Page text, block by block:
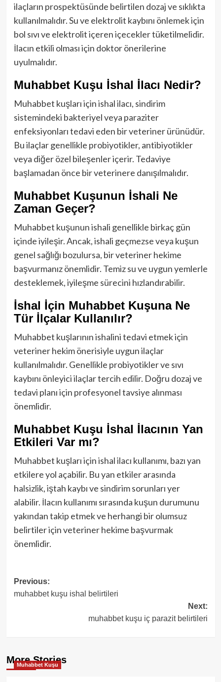
ilaçların prospektüsünde belirtilen dozaj ve sıklıkta
kullanılmalıdır. Su ve elektrolit kaybını önlemek için
bol sıvı ve elektrolit içeren içecekler tüketilmelidir.
İlacın etkili olması için doktor önerilerine
uyulmalıdır.
Muhabbet Kuşu İshal İlacı Nedir?
Muhabbet kuşları için ishal ilacı, sindirim
sistemindeki bakteriyel veya paraziter
enfeksiyonları tedavi eden bir veteriner ürünüdür.
Bu ilaçlar genellikle probiyotikler, antibiyotikler
veya diğer özel bileşenler içerir. Tedaviye
başlamadan önce bir veterinere danışılmalıdır.
Muhabbet Kuşunun İshali Ne
Zaman Geçer?
Muhabbet kuşunun ishali genellikle birkaç gün
içinde iyileşir. Ancak, ishali geçmezse veya kuşun
genel sağlığı bozulursa, bir veteriner hekime
başvurmanız önemlidir. Temiz su ve uygun yemlerle
desteklemek, iyileşme sürecini hızlandırabilir.
İshal İçin Muhabbet Kuşuna Ne
Tür İlçalar Kullanılır?
Muhabbet kuşlarının ishalini tedavi etmek için
veteriner hekim önerisiyle uygun ilaçlar
kullanılmalıdır. Genellikle probiyotikler ve sıvı
kaybını önleyici ilaçlar tercih edilir. Doğru dozaj ve
tedavi planı için profesyonel tavsiye alınması
önemlidir.
Muhabbet Kuşu İshal İlacının Yan
Etkileri Var mı?
Muhabbet kuşları için ishal ilacı kullanımı, bazı yan
etkilere yol açabilir. Bu yan etkiler arasında
halsizlik, iştah kaybı ve sindirim sorunları yer
alabilir. İlacın kullanımı sırasında kuşun durumunu
yakından takip etmek ve herhangi bir olumsuz
belirtiler için veteriner hekime başvurmak
önemlidir.
Post
navigation
Previous:
muhabbet kuşu ishal belirtileri
Next:
muhabbet kuşu iç parazit belirtileri
More Stories
Muhabbet Kuşu